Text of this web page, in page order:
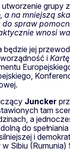
utworzenie grupy
na mniejszą
spraw
wnosi
będzie jej
i
Juncker
tam
a
do
i
Sibiu (Rumunia)